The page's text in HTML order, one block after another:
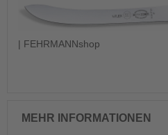
| FEHRMANNshop
MEHR INFORMATIONEN